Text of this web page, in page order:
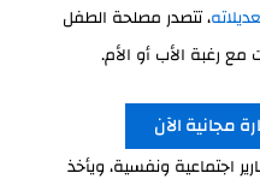
، تتصدر مصلحة الطفل
مع رغبة الأب أو الأم.
مجانية الآن
اجتماعية ونفسية، ويأخذ